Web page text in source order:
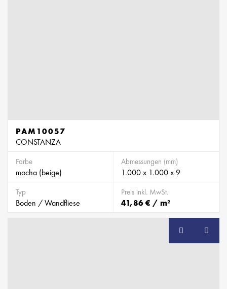
PAM10057
CONSTANZA
Farbe
mocha (beige)
Abmessungen (mm)
1.000 x 1.000 x 9
Typ
Boden / Wandfliese
Preis inkl. MwSt.
41,86 € / m²